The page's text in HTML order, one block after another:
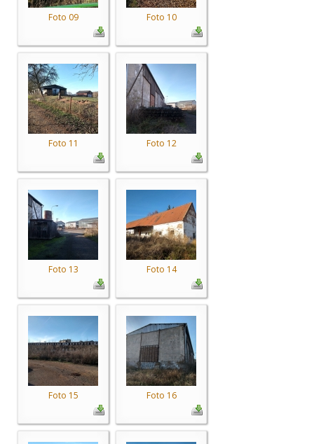
Foto 09 Foto 10
Foto 11 Foto 12
Foto 13 Foto 14
Foto 15 Foto 16